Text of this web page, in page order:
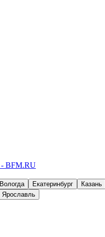
Вологда Екатеринбург Казань
Ярославль